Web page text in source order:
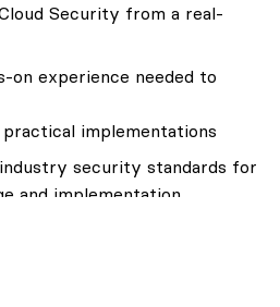
Security from a real-
on experience needed to
implementations
security standards for
and implementation
knowledge of what to
of auditing a cloud